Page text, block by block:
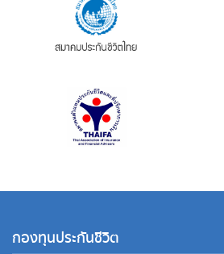
กองทุนประกันชีวิต